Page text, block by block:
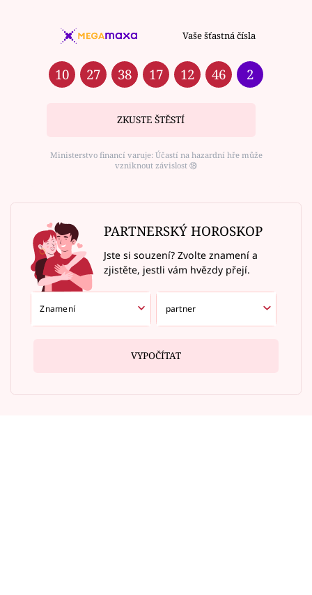
Vaše šťastná čísla
10 27 38 17 12 46 2
ZKUSTE ŠTĚSTÍ
Ministerstvo financí varuje: Účastí na hazardní hře může
vzniknout závislost ⑱
PARTNERSKÝ HOROSKOP
Jste si souzení? Zvolte znamení a
zjistěte, jestli vám hvězdy přejí.
VYPOČÍTAT